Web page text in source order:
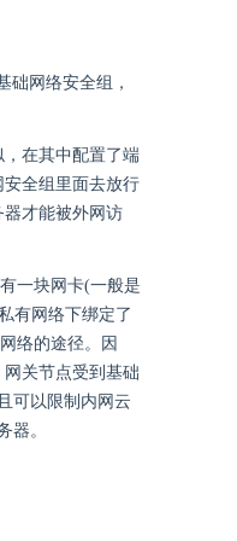
础网络安全组，
在其中配置了端
安全组里面去放行
器才能被外网访
一块网卡(一般是
有网络下绑定了
络的途径。因
关节点受到基础
可以限制内网云
器。